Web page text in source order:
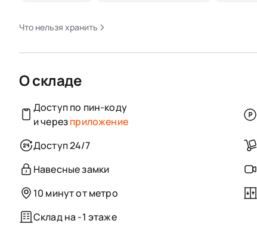
Что нельзя хранить
О складе
Доступ по пин-коду
и черезприложение
Доступ 24/7
Навесные замки
10 минут от метро
Склад на -1 этаже